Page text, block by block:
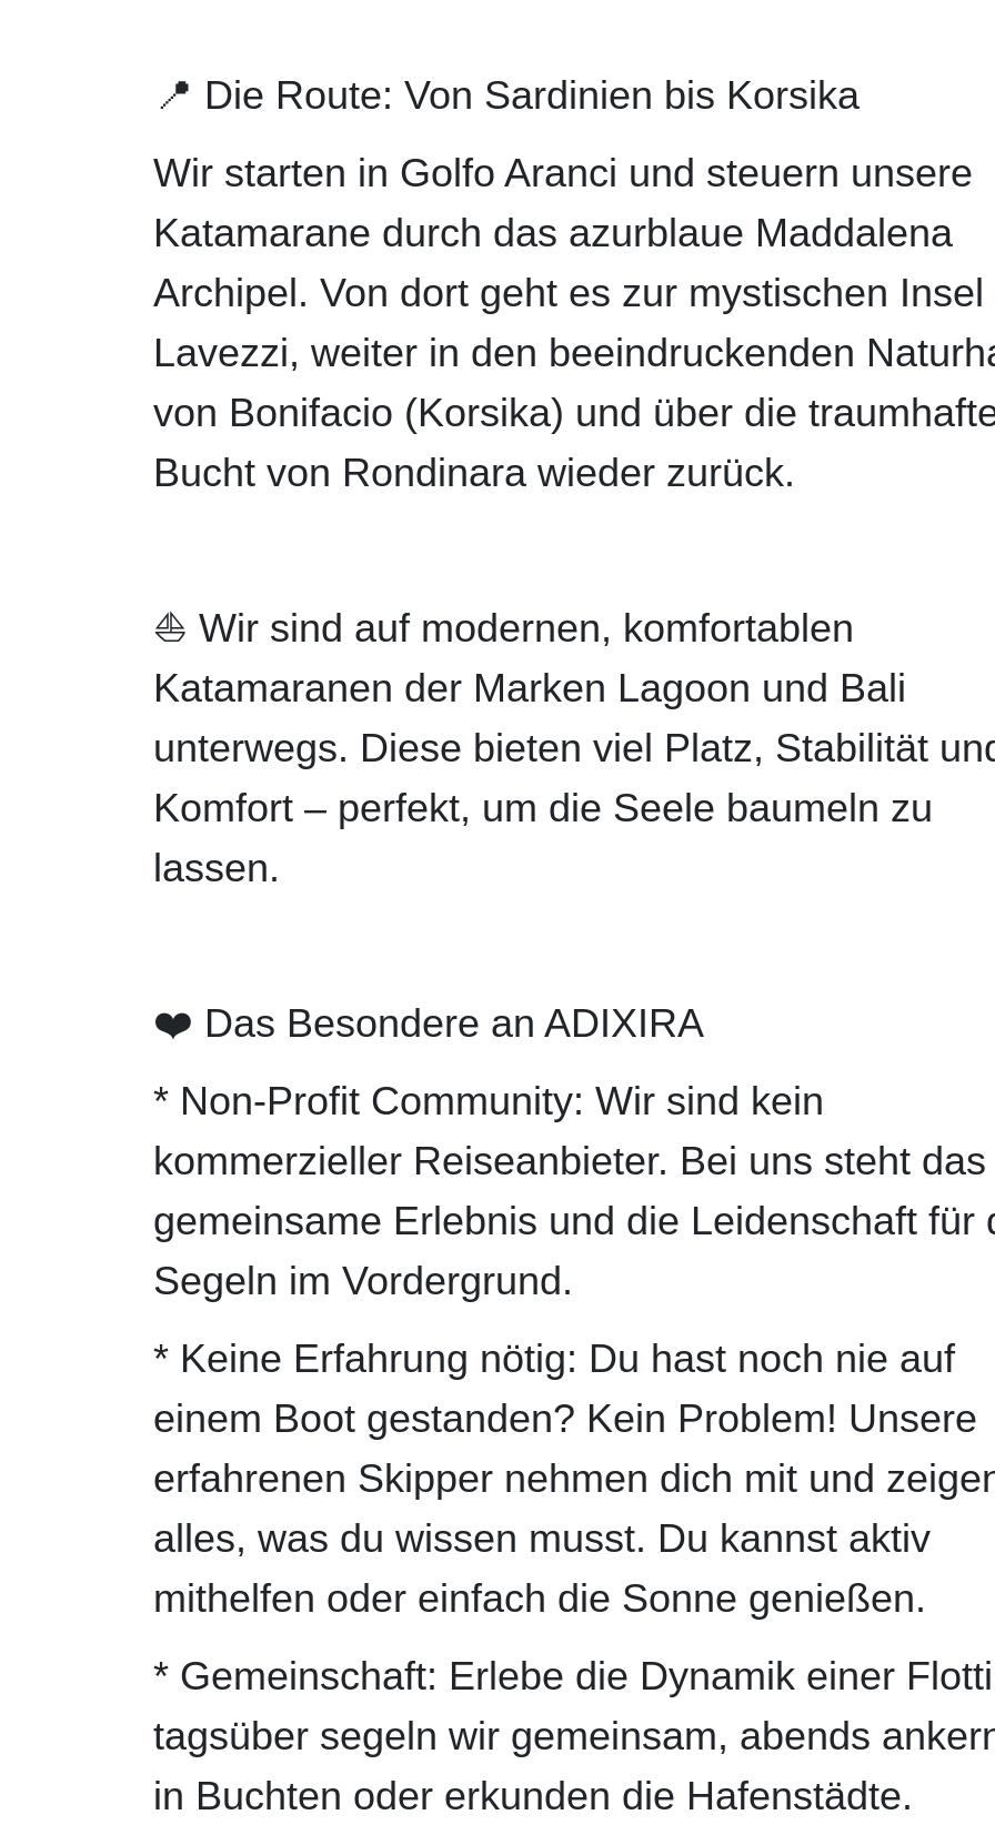
📍 Die Route: Von Sardinien bis Korsika
Wir starten in Golfo Aranci und steuern unsere
Katamarane durch das azurblaue Maddalena
Archipel. Von dort geht es zur mystischen Insel
Lavezzi, weiter in den beeindruckenden
von Bonifacio (Korsika) und über die
Bucht von Rondinara wieder zurück.
⛵️ Wir sind auf modernen, komfortablen
Katamaranen der Marken Lagoon und Bali
unterwegs. Diese bieten viel Platz, Stabilität
Komfort – perfekt, um die Seele baumeln zu
lassen.
❤️ Das Besondere an ADIXIRA
* Non-Profit Community: Wir sind kein
kommerzieller Reiseanbieter. Bei uns steht das
gemeinsame Erlebnis und die Leidenschaft für
Segeln im Vordergrund.
* Keine Erfahrung nötig: Du hast noch nie auf
einem Boot gestanden? Kein Problem! Unsere
erfahrenen Skipper nehmen dich mit und
alles, was du wissen musst. Du kannst aktiv
mithelfen oder einfach die Sonne genießen.
* Gemeinschaft: Erlebe die Dynamik einer
tagsüber segeln wir gemeinsam, abends
in Buchten oder erkunden die Hafenstädte.